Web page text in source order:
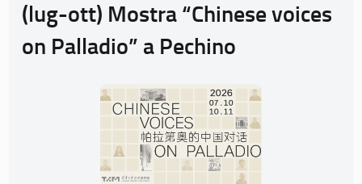
(lug-ott) Mostra “Chinese voices
on Palladio” a Pechino